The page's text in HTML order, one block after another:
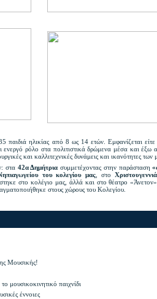
παιδιά ηλικίας από 8 ως 14 ετών. Εμφανίζεται
ενεργό ρόλο στα πολιτιστικά δρώμενα μέσα και έξω
και καλλιτεχνικές δυνάμεις και ικανότητες των
στα 42α Δημήτρια συμμετέχοντας στην παράσταση
του κολεγίου μας , στο
στο κολέγιο μας, άλλά και στο θέατρο
στους χώρους του Κολεγίου.
Μουσικής!
μουσικοκινητικό παιχνίδι
έννοιες